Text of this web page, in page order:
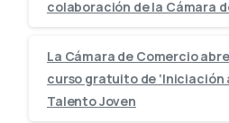
colaboración de la Cámara
La Cámara de Comercio
curso gratuito de ‘Iniciación
Talento Joven